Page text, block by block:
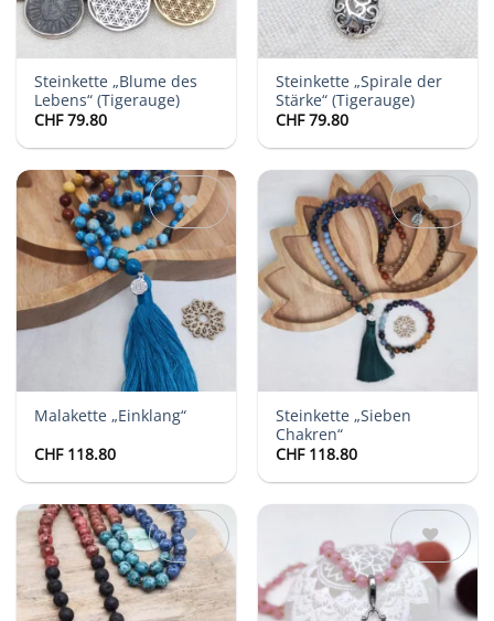
Steinkette „Blume des
Lebens“ (Tigerauge)
CHF79.80
Steinkette „Spirale der
Stärke“ (Tigerauge)
CHF79.80
Auf die
Wunschliste
Malakette „Einklang“
CHF118.80
Auf die
Wunschliste
Steinkette „Sieben
Chakren“
CHF118.80
Auf die
Wunschliste
Auf die
Wunschliste